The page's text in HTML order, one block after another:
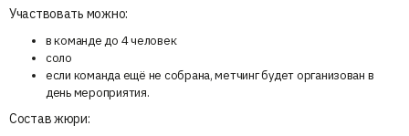
Участвовать можно:
в команде до 4 человек
соло
если команда ещё не собрана, метчинг будет организован в
день мероприятия.
Состав жюри: